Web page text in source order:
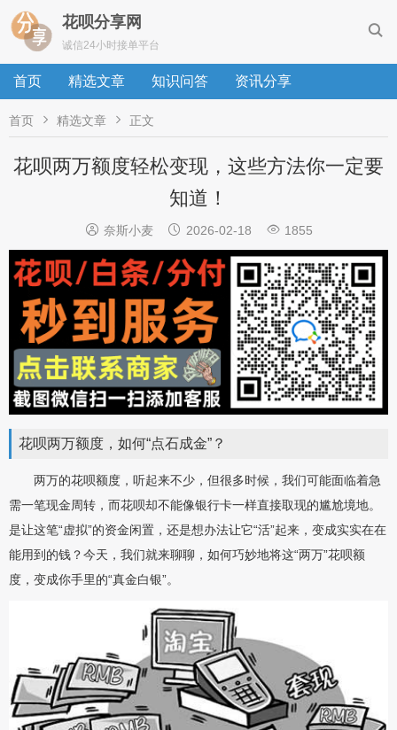

花呗分享网
诚信24小时接单平台
首页 精选文章 知识问答 资讯分享
首页  精选文章  正文
花呗两万额度轻松变现，这些方法你一定要
知道！
 奈斯小麦  2026-02-18  1855
花呗两万额度，如何“点石成金”？
两万的花呗额度，听起来不少，但很多时候，我们可能面临着急
需一笔现金周转，而花呗却不能像银行卡一样直接取现的尴尬境地。
是让这笔“虚拟”的资金闲置，还是想办法让它“活”起来，变成实实在在
能用到的钱？今天，我们就来聊聊，如何巧妙地将这“两万”花呗额
度，变成你手里的“真金白银”。